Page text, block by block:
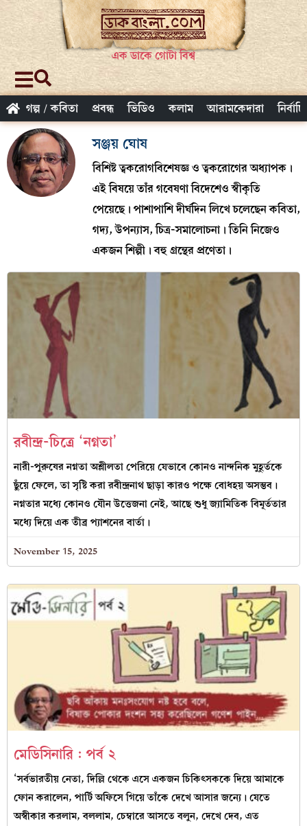
এক ডাকে গোটা বিশ্ব
গল্প / কবিতা প্রবন্ধ ভিডিও কলাম আরামকেদারা
সঞ্জয় ঘোষ
বিশিষ্ট ত্বকরোগবিশেষজ্ঞ ও ত্বকরোগের অধ্যাপক।
এই বিষয়ে তাঁর গবেষণা বিদেশেও স্বীকৃতি
পেয়েছে। পাশাপাশি দীর্ঘদিন লিখে চলেছেন কবিতা,
গদ্য, উপন্যাস, চিত্র-সমালোচনা। তিনি নিজেও
একজন শিল্পী। বহু গ্রন্থের প্রণেতা।
রবীন্দ্র-চিত্রে ‘নগ্নতা’
নারী-পুরুষের নগ্নতা অশ্লীলতা পেরিয়ে যেভাবে কোনও নান্দনিক মুহূর্তকে
ছুঁয়ে ফেলে, তা সৃষ্টি করা রবীন্দ্রনাথ ছাড়া কারও পক্ষে বোধহয় অসম্ভব।
নগ্নতার মধ্যে কোনও যৌন উত্তেজনা নেই, আছে শুধু জ্যামিতিক বিমূর্ততার
মধ্যে দিয়ে এক তীব্র প্যাশনের বার্তা।
November 15, 2025
মেডিসিনারি : পর্ব ২
‘সর্বভারতীয় নেতা, দিল্লি থেকে এসে একজন চিকিৎসককে দিয়ে আমাকে
ফোন করালেন, পার্টি অফিসে গিয়ে তাঁকে দেখে আসার জন্যে। যেতে
অস্বীকার করলাম, বললাম, চেম্বারে আসতে বলুন, দেখে দেব, এত